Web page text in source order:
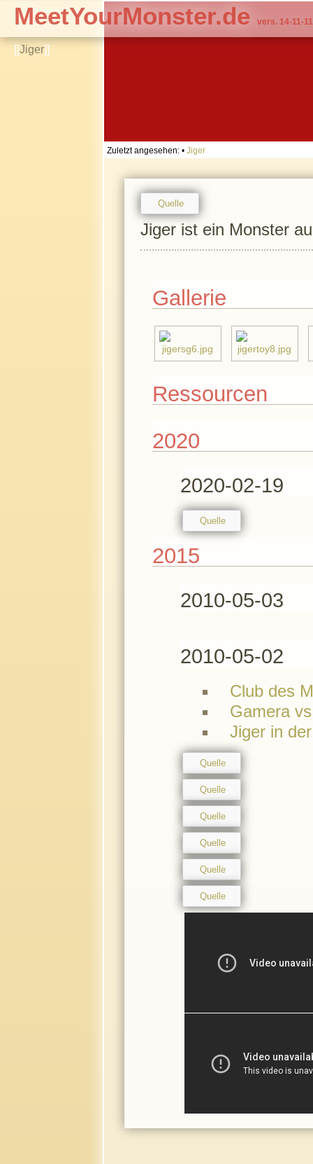
[[Jiger]]
MeetYourMonster.de vers. 14-11-11
Zuletzt angesehen: • Jiger
Quelle
Jiger ist ein Monster
Gallerie
Ressourcen
2020
2020-02-19
Quelle
2015
2010-05-03
2010-05-02
Club des
Gamera
Jiger in
Quelle
Quelle
Quelle
Quelle
Quelle
Quelle